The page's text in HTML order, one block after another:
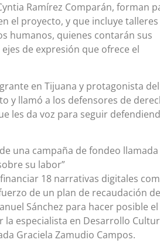
Ramírez Comparán, forman
el proyecto, y que incluye talleres
humanos, quienes contarán sus
de expresión que ofrece el
en Tijuana y protagonista del
y llamó a los defensores de
les da voz para seguir
una campaña de fondeo llamada
su labor”
18 narrativas digitales
de un plan de recaudación de
Sánchez para hacer posible el
especialista en Desarrollo
Graciela Zamudio Campos.